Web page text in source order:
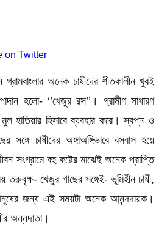
on Twitter
অনেক চাষীদের শীতকালীন খুবই
হলো- ‘’খেজুর রস’’। গ্রামীণ সাধারণ
হাতিয়ার হিসাবে ব্যবহার করে। স্বপ্ন ও
সঙ্গে চাষীদের অঙ্গাঅঙ্গিভাবে বসবাস হয়ে
সংগ্রামে বহু কষ্টের মাঝেই অনেক প্রাপ্তি
খেজুর গাছের সঙ্গেই- ভূমিহীন চাষী,
মানুষের জন্য এই সময়টা অনেক আনন্দদায়ক।
অন্নদাতা।